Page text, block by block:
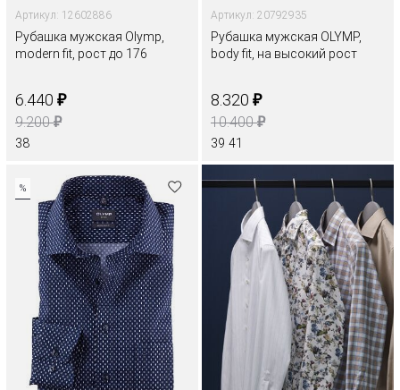
Артикул: 12602886
Рубашка мужская Olymp,
modern fit, рост до 176
6.440 ₽
9.200₽
38
Артикул: 20792935
Рубашка мужская OLYMP,
body fit, на высокий рост
8.320 ₽
10.400₽
39 41
%